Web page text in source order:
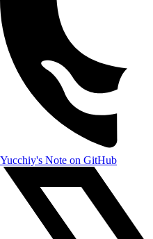
Yucchiy's Note on GitHub